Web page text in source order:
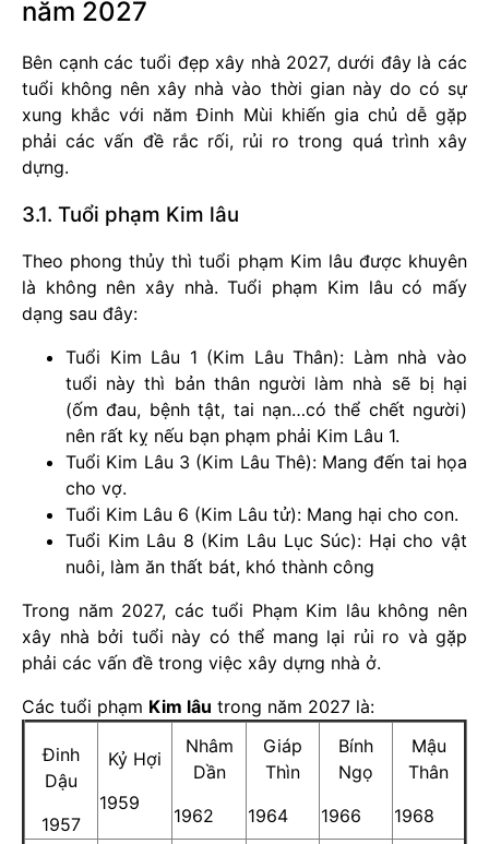
năm 2027
Bên cạnh các tuổi đẹp xây nhà 2027, dưới đây là các
tuổi không nên xây nhà vào thời gian này do có sự
xung khắc với năm Đinh Mùi khiến gia chủ dễ gặp
phải các vấn đề rắc rối, rủi ro trong quá trình xây
dựng.
3.1. Tuổi phạm Kim lâu
Theo phong thủy thì tuổi phạm Kim lâu được khuyên
là không nên xây nhà. Tuổi phạm Kim lâu có mấy
dạng sau đây:
Tuổi Kim Lâu 1 (Kim Lâu Thân): Làm nhà vào
tuổi này thì bản thân người làm nhà sẽ bị hại
(ốm đau, bệnh tật, tai nạn…có thể chết người)
nên rất kỵ nếu bạn phạm phải Kim Lâu 1.
Tuổi Kim Lâu 3 (Kim Lâu Thê): Mang đến tai họa
cho vợ.
Tuổi Kim Lâu 6 (Kim Lâu tử): Mang hại cho con.
Tuổi Kim Lâu 8 (Kim Lâu Lục Súc): Hại cho vật
nuôi, làm ăn thất bát, khó thành công
Trong năm 2027, các tuổi Phạm Kim lâu không nên
xây nhà bởi tuổi này có thể mang lại rủi ro và gặp
phải các vấn đề trong việc xây dựng nhà ở.
Các tuổi phạm Kim lâu trong năm 2027 là:
Đinh
Dậu
1957
Kỷ Hợi
1959
Nhâm
Dần
1962
Giáp
Thìn
1964
Bính
Ngọ
1966
Mậu
Thân
1968